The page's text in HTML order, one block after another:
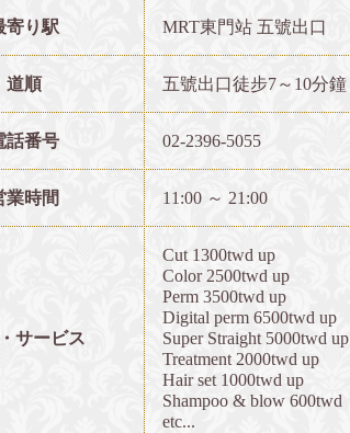
寄り駅 MRT東門站 五號出口
道順 五號出口徒步7～10分鐘
話番号 02-2396-5055
業時間 11:00 ～ 21:00
サービス
Cut 1300twd up
Color 2500twd up
Perm 3500twd up
Digital perm 6500twd up
Super Straight 5000twd up
Treatment 2000twd up
Hair set 1000twd up
Shampoo & blow 600twd
etc...